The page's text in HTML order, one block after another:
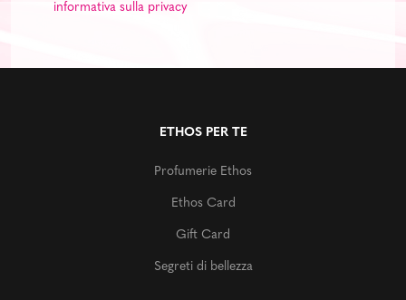
informativa sulla privacy
ETHOS PER TE
Profumerie Ethos
Ethos Card
Gift Card
Segreti di bellezza